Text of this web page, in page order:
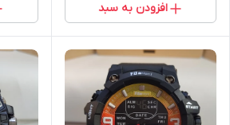
افزودن به سبد